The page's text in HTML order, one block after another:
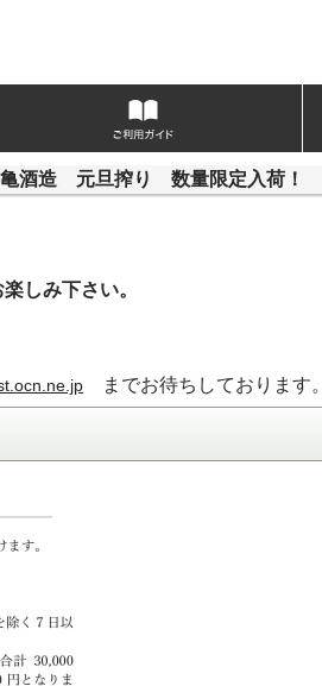
酒造 元旦搾り 数量限定入荷！
しみ下さい。
までお待ちしております。